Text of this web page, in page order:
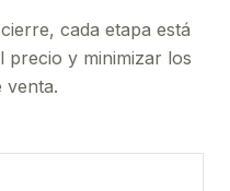
cada etapa está
precio y minimizar los
venta.